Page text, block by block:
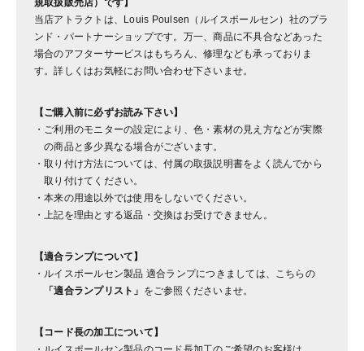
規取扱販売店）です】
当店アトラクトは、Louis Poulsen（ルイスポールセン）社のブラ
ンド・パートナーショップです。万一、商品に不具合などあった
場合のアフターサービスはもちろん、修理なども承っておりま
す。詳しくはお気軽にお問い合わせ下さいませ。
【ご購入前に必ずお読み下さい】
ご利用のモニターの設定により、色・素材の見え方などが実際
の商品と多少異なる場合がございます。
取り付け方法については、付属の取扱説明書をよく読んでから
取り付けてください。
本来の用途以外では使用をしないでください。
上記を理由とする返品・交換はお受けできません。
【適合ランプについて】
ルイスポールセン製品 適合ランプにつきましては、こちらの
「適合ランプリスト」 をご参照くださいませ。
【コード長の加工について】